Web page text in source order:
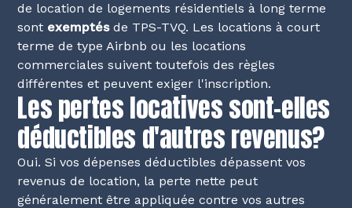
de location de logements résidentiels à long terme
sont exemptésde TPS-TVQ. Les locations à court
terme de type Airbnb ou les locations
commerciales suivent toutefois des règles
différentes et peuvent exiger l'inscription.
Les pertes locatives sont-elles
déductibles d'autres revenus?
Oui. Si vos dépenses déductibles dépassent vos
revenus de location, la perte nette peut
généralement être appliquée contre vos autres